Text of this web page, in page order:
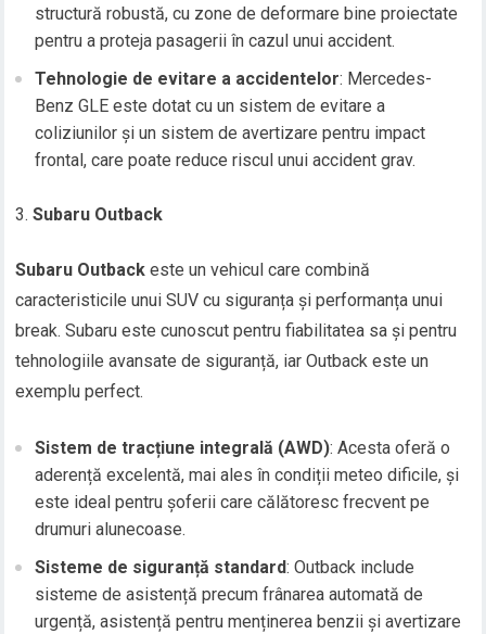
structură robustă, cu zone de deformare bine proiectate
pentru a proteja pasagerii în cazul unui accident.
Tehnologie de evitare a accidentelor: Mercedes-
Benz GLE este dotat cu un sistem de evitare a
coliziunilor și un sistem de avertizare pentru impact
frontal, care poate reduce riscul unui accident grav.
Subaru Outback
Subaru Outback este un vehicul care combină
caracteristicile unui SUV cu siguranța și performanța unui
break. Subaru este cunoscut pentru fiabilitatea sa și pentru
tehnologiile avansate de siguranță, iar Outback este un
exemplu perfect.
Sistem de tracțiune integrală (AWD): Acesta oferă o
aderență excelentă, mai ales în condiții meteo dificile, și
este ideal pentru șoferii care călătoresc frecvent pe
drumuri alunecoase.
Sisteme de siguranță standard: Outback include
sisteme de asistență precum frânarea automată de
urgență, asistență pentru menținerea benzii și avertizare